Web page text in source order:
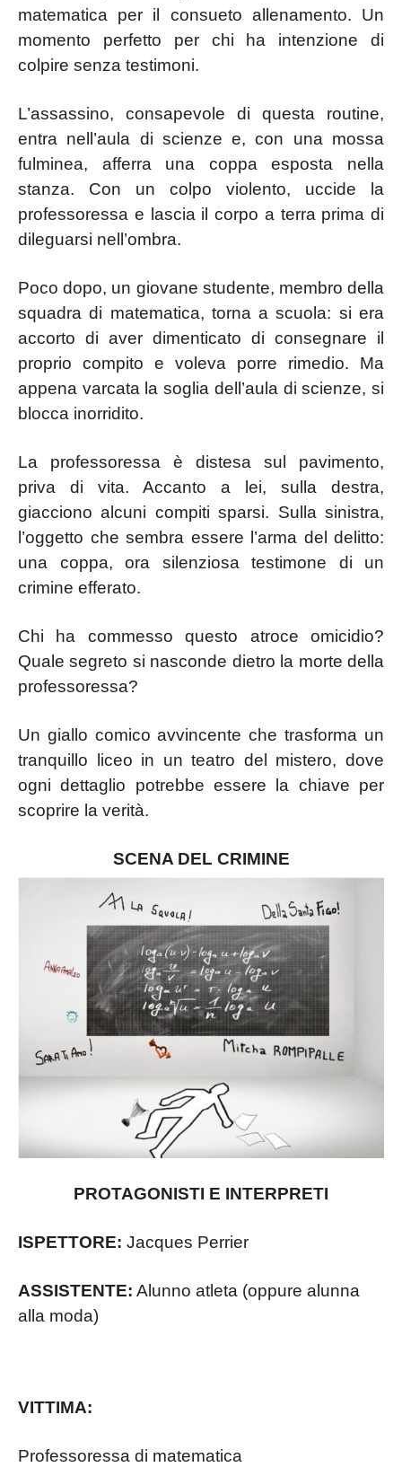
matematica per il consueto allenamento. Un
momento perfetto per chi ha intenzione di
colpire senza testimoni.
L’assassino, consapevole di questa routine,
entra nell’aula di scienze e, con una mossa
fulminea, afferra una coppa esposta nella
stanza. Con un colpo violento, uccide la
professoressa e lascia il corpo a terra prima di
dileguarsi nell’ombra.
Poco dopo, un giovane studente, membro della
squadra di matematica, torna a scuola: si era
accorto di aver dimenticato di consegnare il
proprio compito e voleva porre rimedio. Ma
appena varcata la soglia dell’aula di scienze, si
blocca inorridito.
La professoressa è distesa sul pavimento,
priva di vita. Accanto a lei, sulla destra,
giacciono alcuni compiti sparsi. Sulla sinistra,
l’oggetto che sembra essere l’arma del delitto:
una coppa, ora silenziosa testimone di un
crimine efferato.
Chi ha commesso questo atroce omicidio?
Quale segreto si nasconde dietro la morte della
professoressa?
Un giallo comico avvincente che trasforma un
tranquillo liceo in un teatro del mistero, dove
ogni dettaglio potrebbe essere la chiave per
scoprire la verità.
SCENA DEL CRIMINE
PROTAGONISTI E INTERPRETI
ISPETTORE: Jacques Perrier
ASSISTENTE: Alunno atleta (oppure alunna
alla moda)
VITTIMA:
Professoressa di matematica